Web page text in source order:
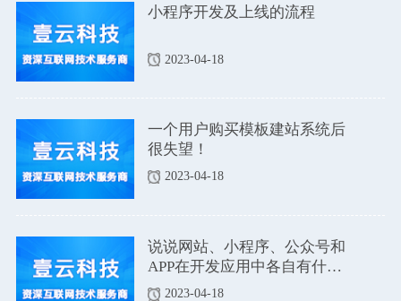
小程序开发及上线的流程
2023-04-18
一个用户购买模板建站系统后
很失望！
2023-04-18
说说网站、小程序、公众号和
APP在开发应用中各自有什么
优点和缺点吗？
2023-04-18